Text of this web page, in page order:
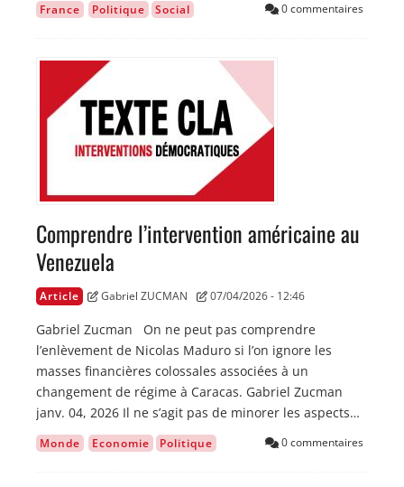
France Politique Social 0 commentaires
Comprendre l’intervention américaine au
Venezuela
Article Gabriel ZUCMAN 07/04/2026 - 12:46
Gabriel Zucman On ne peut pas comprendre
l’enlèvement de Nicolas Maduro si l’on ignore les
masses financières colossales associées à un
changement de régime à Caracas. Gabriel Zucman
janv. 04, 2026 Il ne s’agit pas de minorer les aspects…
Monde Economie Politique 0 commentaires